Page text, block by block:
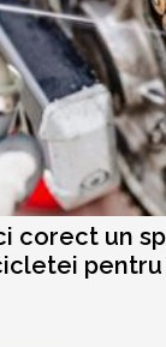
corect un